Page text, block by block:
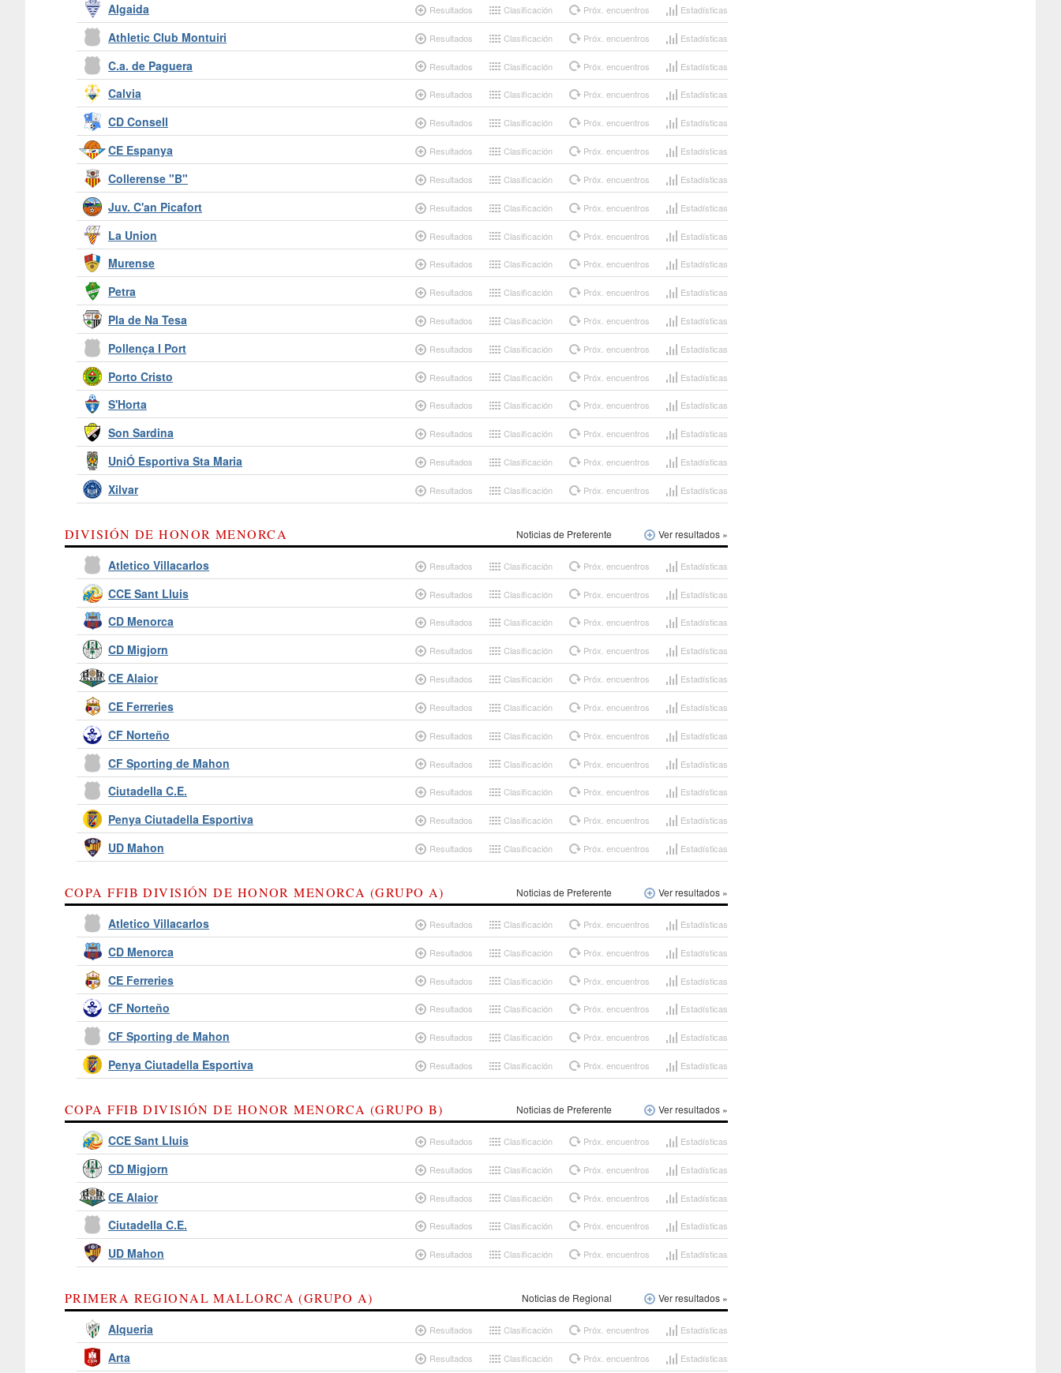
Estadísticas
Próx. encuentros
Clasificación
Resultados
Algaida
Estadísticas
Próx. encuentros
Clasificación
Resultados
Athletic Club Montuiri
Estadísticas
Próx. encuentros
Clasificación
Resultados
C.a. de Paguera
Estadísticas
Próx. encuentros
Clasificación
Resultados
Calvia
Estadísticas
Próx. encuentros
Clasificación
Resultados
CD Consell
Estadísticas
Próx. encuentros
Clasificación
Resultados
CE Espanya
Estadísticas
Próx. encuentros
Clasificación
Resultados
Collerense "B"
Estadísticas
Próx. encuentros
Clasificación
Resultados
Juv. C'an Picafort
Estadísticas
Próx. encuentros
Clasificación
Resultados
La Union
Estadísticas
Próx. encuentros
Clasificación
Resultados
Murense
Estadísticas
Próx. encuentros
Clasificación
Resultados
Petra
Estadísticas
Próx. encuentros
Clasificación
Resultados
Pla de Na Tesa
Estadísticas
Próx. encuentros
Clasificación
Resultados
Pollença I Port
Estadísticas
Próx. encuentros
Clasificación
Resultados
Porto Cristo
Estadísticas
Próx. encuentros
Clasificación
Resultados
S'Horta
Estadísticas
Próx. encuentros
Clasificación
Resultados
Son Sardina
Estadísticas
Próx. encuentros
Clasificación
Resultados
UniÓ Esportiva Sta Maria
Estadísticas
Próx. encuentros
Clasificación
Resultados
Xilvar
Ver resultados »
Noticias de Preferente
DIVISIÓN DE HONOR MENORCA
Estadísticas
Próx. encuentros
Clasificación
Resultados
Atletico Villacarlos
Estadísticas
Próx. encuentros
Clasificación
Resultados
CCE Sant Lluis
Estadísticas
Próx. encuentros
Clasificación
Resultados
CD Menorca
Estadísticas
Próx. encuentros
Clasificación
Resultados
CD Migjorn
Estadísticas
Próx. encuentros
Clasificación
Resultados
CE Alaior
Estadísticas
Próx. encuentros
Clasificación
Resultados
CE Ferreries
Estadísticas
Próx. encuentros
Clasificación
Resultados
CF Norteño
Estadísticas
Próx. encuentros
Clasificación
Resultados
CF Sporting de Mahon
Estadísticas
Próx. encuentros
Clasificación
Resultados
Ciutadella C.E.
Estadísticas
Próx. encuentros
Clasificación
Resultados
Penya Ciutadella Esportiva
Estadísticas
Próx. encuentros
Clasificación
Resultados
UD Mahon
Ver resultados »
Noticias de Preferente
COPA FFIB DIVISIÓN DE HONOR MENORCA (GRUPO A)
Estadísticas
Próx. encuentros
Clasificación
Resultados
Atletico Villacarlos
Estadísticas
Próx. encuentros
Clasificación
Resultados
CD Menorca
Estadísticas
Próx. encuentros
Clasificación
Resultados
CE Ferreries
Estadísticas
Próx. encuentros
Clasificación
Resultados
CF Norteño
Estadísticas
Próx. encuentros
Clasificación
Resultados
CF Sporting de Mahon
Estadísticas
Próx. encuentros
Clasificación
Resultados
Penya Ciutadella Esportiva
Ver resultados »
Noticias de Preferente
COPA FFIB DIVISIÓN DE HONOR MENORCA (GRUPO B)
Estadísticas
Próx. encuentros
Clasificación
Resultados
CCE Sant Lluis
Estadísticas
Próx. encuentros
Clasificación
Resultados
CD Migjorn
Estadísticas
Próx. encuentros
Clasificación
Resultados
CE Alaior
Estadísticas
Próx. encuentros
Clasificación
Resultados
Ciutadella C.E.
Estadísticas
Próx. encuentros
Clasificación
Resultados
UD Mahon
Ver resultados »
Noticias de Regional
PRIMERA REGIONAL MALLORCA (GRUPO A)
Estadísticas
Próx. encuentros
Clasificación
Resultados
Alqueria
Estadísticas
Próx. encuentros
Clasificación
Resultados
Arta